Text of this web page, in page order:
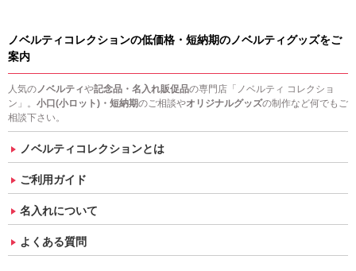
ノベルティコレクションの低価格・短納期のノベルティグッズをご
案内
人気のノベルティや記念品・名入れ販促品の専門店「ノベルティ コレクショ
ン」。 小口(小ロット)・短納期のご相談やオリジナルグッズの制作など何でもご
相談下さい。
ノベルティコレクションとは
ご利用ガイド
名入れについて
よくある質問